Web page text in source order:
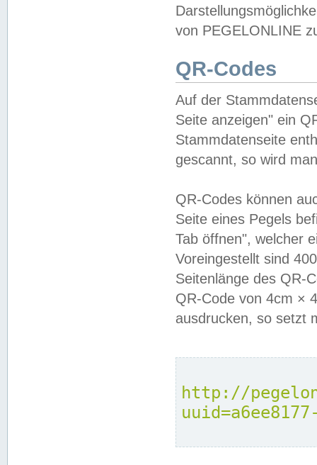
von PEGELONLINE
QR-Codes
Auf der
Seite anzeigen" ein
Stammdatenseite
gescannt, so wird
QR-Codes können
Seite eines Pegels
Tab öffnen", welcher
Voreingestellt sind
Seitenlänge des QR-
QR-Code von 4cm ×
ausdrucken, so setzt
http://